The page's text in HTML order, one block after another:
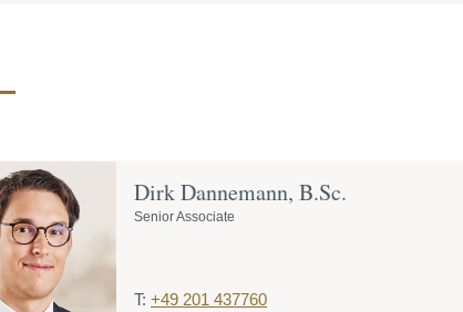
Dirk Dannemann, B.Sc.
Senior Associate
T: +49 201 437760